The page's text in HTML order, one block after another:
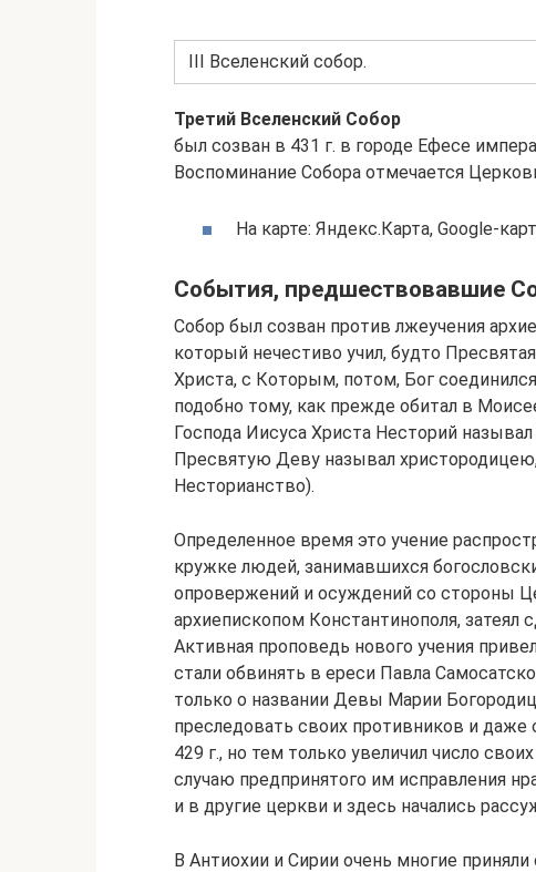
III Вселенский собор.
Третий Вселенский Собор
был созван в 431 г. в городе Ефесе
Воспоминание Собора отмечается
На карте: Яндекс.Карта, Google-
События, предшествовавшие
Собор был созван против лжеучения
который нечестиво учил, будто
Христа, с Которым, потом, Бог
подобно тому, как прежде обитал в
Господа Иисуса Христа Несторий
Пресвятую Деву называл
Несторианство).
Определенное время это учение
кружке людей, занимавшихся
опровержений и осуждений со стороны
архиепископом Константинополя,
Активная проповедь нового учения
стали обвинять в ереси Павла
только о названии Девы Марии
преследовать своих противников и даже
429 г., но тем только увеличил число
случаю предпринятого им исправления
и в другие церкви и здесь начались
В Антиохии и Сирии очень многие